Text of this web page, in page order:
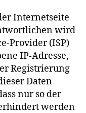
Internetseite
wird
Provider (ISP)
IP-Adresse,
Registrierung
Daten
nur so der
werden